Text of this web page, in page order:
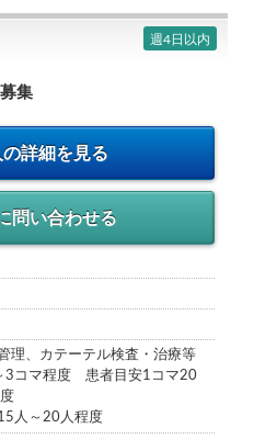
週4日以内
集
詳細を見る
問い合わせる
理、カテーテル検査・治療等
3コマ程度 患者目安1コマ20
度
人～20人程度